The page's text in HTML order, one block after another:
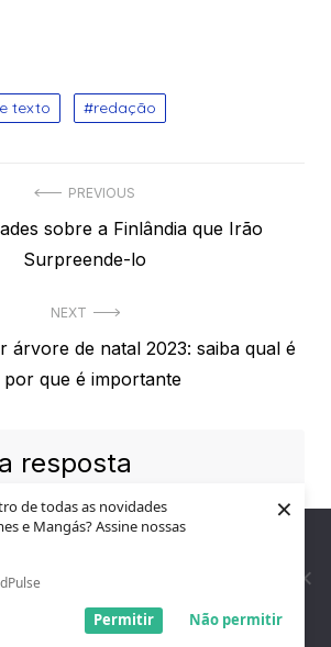
de todas as novidades
e Mangás? Assine nossas
Não permitir
Permitir
×
texto redação
PREVIOUS
sobre a Finlândia que Irão
Surpreende-lo
NEXT
árvore de natal 2023: saiba qual é
por que é importante
resposta
para garantir que você tenha a melhor
site. Se você continua a usar este site,
que você está satisfeito.
Entendi!